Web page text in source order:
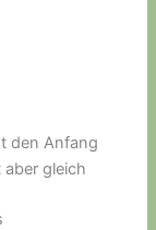
den Anfang
gleich